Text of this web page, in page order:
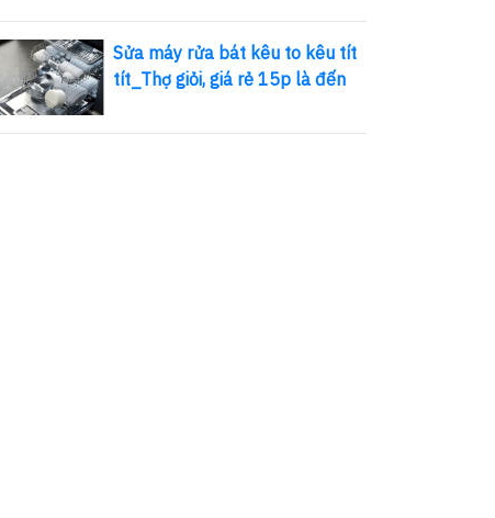
Sửa máy rửa bát kêu to kêu tít
tít_Thợ giỏi, giá rẻ 15p là đến